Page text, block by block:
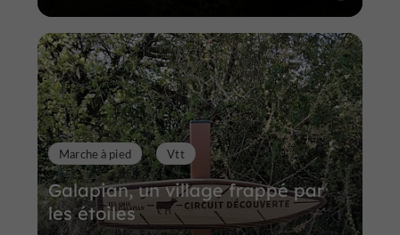
Galapian, un village frappé par
les étoiles
Marche à pied Vtt